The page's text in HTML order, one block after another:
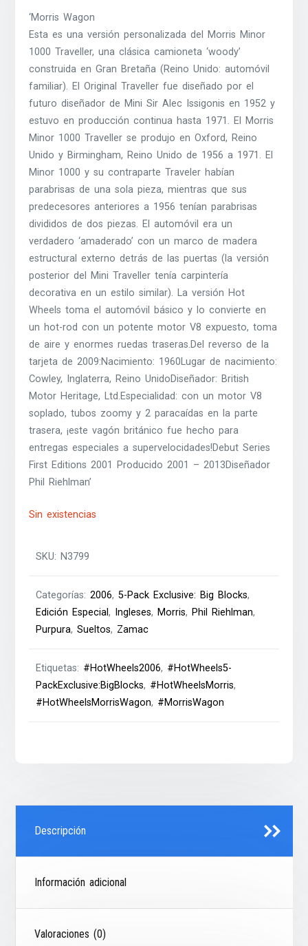
‘Morris Wagon
Esta es una versión personalizada del Morris Minor
1000 Traveller, una clásica camioneta ‘woody’
construida en Gran Bretaña (Reino Unido: automóvil
familiar). El Original Traveller fue diseñado por el
futuro diseñador de Mini Sir Alec Issigonis en 1952 y
estuvo en producción continua hasta 1971. El Morris
Minor 1000 Traveller se produjo en Oxford, Reino
Unido y Birmingham, Reino Unido de 1956 a 1971. El
Minor 1000 y su contraparte Traveler habían
parabrisas de una sola pieza, mientras que sus
predecesores anteriores a 1956 tenían parabrisas
divididos de dos piezas. El automóvil era un
verdadero ‘amaderado’ con un marco de madera
estructural externo detrás de las puertas (la versión
posterior del Mini Traveller tenía carpintería
decorativa en un estilo similar). La versión Hot
Wheels toma el automóvil básico y lo convierte en
un hot-rod con un potente motor V8 expuesto, toma
de aire y enormes ruedas traseras.Del reverso de la
tarjeta de 2009:Nacimiento: 1960Lugar de nacimiento:
Cowley, Inglaterra, Reino UnidoDiseñador: British
Motor Heritage, Ltd.Especialidad: con un motor V8
soplado, tubos zoomy y 2 paracaídas en la parte
trasera, ¡este vagón británico fue hecho para
entregas especiales a supervelocidades!Debut Series
First Editions 2001 Producido 2001 – 2013Diseñador
Phil Riehlman’
Sin existencias
SKU: N3799
Categorías:2006,5-Pack Exclusive: Big Blocks,
Edición Especial, Ingleses, Morris, Phil Riehlman,
Purpura,Sueltos, Zamac
Etiquetas: #HotWheels2006, #HotWheels5-
PackExclusive:BigBlocks, #HotWheelsMorris,
#HotWheelsMorrisWagon, #MorrisWagon
Descripción
Información adicional
Valoraciones (0)